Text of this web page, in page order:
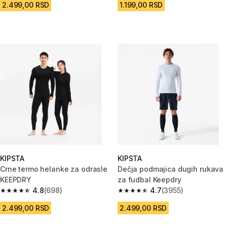
2.499,00 RSD 1.199,00 RSD
KIPSTA
Crne termo helanke za odrasle
KEEPDRY
4.8
4.8 od 5 zvezdica from 698 Recenzije
(698)
2.499,00 RSD
KIPSTA
Dečja podmajica dugih rukava
za fudbal Keepdry
4.7
4.7 od 5 zvezdica from 3955
(3955)
2.499,00 RSD